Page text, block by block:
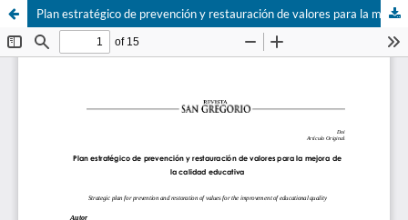
Plan estratégico de prevención y restauración de valores para la mejora de la calidad educativa